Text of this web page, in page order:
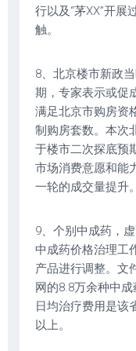
行以及“茅XX”开
触。
8、北京楼市新政
期，专家表示或促
满足北京市购房资
制购房套数。本次
于楼市二次探底预
市场消费意愿和能
一轮的成交量提升。
9、个别中成药，
中成药价格治理工
产品进行调整。文
网的8.8万余种中
日均治疗费用是该
以上。